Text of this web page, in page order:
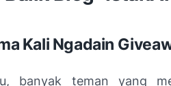
Kali Ngadain
banyak teman yang